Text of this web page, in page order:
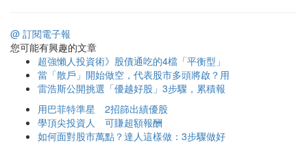
@ 訂閱電子報
您可能有興趣的文章
超強懶人投資術》股債通吃的4檔「平衡型」
當「散戶」開始做空，代表股市多頭將啟？用
雷浩斯公開挑選「優越好股」3步驟，累積報
用巴菲特準星 2招篩出績優股
學頂尖投資人 可賺超額報酬
如何面對股市萬點？達人這樣做：3步驟做好